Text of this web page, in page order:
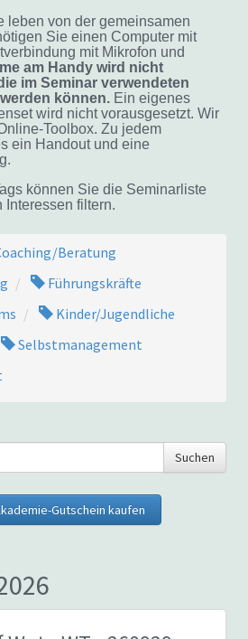
leben von der gemeinsamen
Sie einen Computer mit
mit Mikrofon und
am Handy wird nicht
im Seminar verwendeten
können.Ein eigenes
wird nicht vorausgesetzt. Wir
Toolbox. Zu jedem
ein Handout und eine
können Sie die Seminarliste
Interessen filtern.
Beratung
Führungskräfte
Kinder/Jugendliche
Selbstmanagement
Suchen
Gutschein kaufen